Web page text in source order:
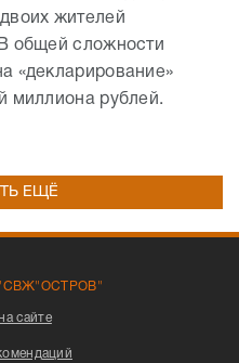
жителей
общей сложности
«декларирование»
миллиона рублей.
ЕЩЁ
"СВЖ"ОСТРОВ"
сайте